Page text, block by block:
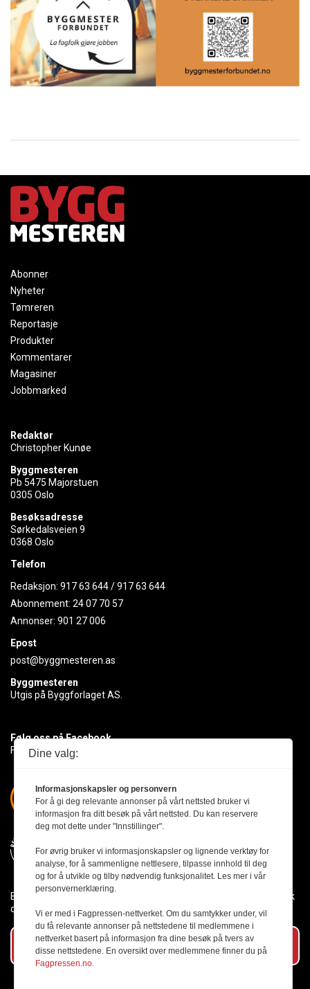
Abonner
Nyheter
Tømreren
Reportasje
Produkter
Kommentarer
Magasiner
Jobbmarked
Redaktør
Christopher Kunøe
Byggmesteren
Pb 5475 Majorstuen
0305 Oslo
Besøksadresse
Sørkedalsveien 9
0368 Oslo
Telefon
Redaksjon: 917 63 644/917 63 644
Abonnement: 24 07 70 57
Annonser: 901 27 006
Epost
post@byggmesteren.as
Byggmesteren
Utgis på Byggforlaget AS.
Følg oss på Facebook
Få med deg det siste innen byggebransjen
Byggmesteren følger Vær Varsom-plakaten og presseetikken slik
den er nedfelt i Redaktørplakaten.
Abonner på vårt nyhetsbrev
Dine valg:
Informasjonskapsler og personvern
For å gi deg relevante annonser på vårt nettsted bruker vi
informasjon fra ditt besøk på vårt nettsted. Du kan reservere
deg mot dette under "Innstillinger".
For øvrig bruker vi informasjonskapsler og lignende verktøy for
analyse, for å sammenligne nettlesere, tilpasse innhold til deg
og for å utvikle og tilby nødvendig funksjonalitet. Les mer i vår
personvernerklæring.
Vi er med i Fagpressen-nettverket. Om du samtykker under, vil
du få relevante annonser på nettstedene til medlemmene i
nettverket basert på informasjon fra dine besøk på tvers av
disse nettstedene. En oversikt over medlemmene finner du på
Fagpressen.no.